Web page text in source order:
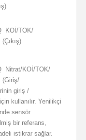
KOİ/TOK/
Nitrat/KOİ/TOK/
(Giriş/
giriş /
kullanılır. Yenilikçi
sensör
bir referans,
istikrar sağlar.